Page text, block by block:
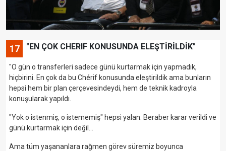
17 "EN ÇOK CHERIF KONUSUNDA ELEŞTİRİLDİK"
"O gün o transferleri sadece günü kurtarmak için yapmadık,
hiçbirini. En çok da bu Chérif konusunda eleştirildik ama bunların
hepsi hem bir plan çerçevesindeydi, hem de teknik kadroyla
konuşularak yapıldı.
"Yok o istenmiş, o istememiş" hepsi yalan. Beraber karar verildi ve
günü kurtarmak için değil...
Ama tüm yaşananlara rağmen görev süremiz boyunca